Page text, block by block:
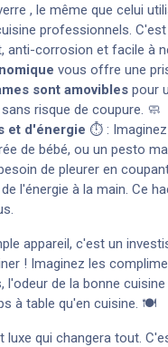
, le même que celui
professionnels.
anti-corrosion et facile à
vous offre une
sont amovibles pour
risque de coupure. 🧼
et d'énergie ⏱️ :
de bébé, ou un pesto
de pleurer en
l'énergie à la main. Ce
appareil, c'est un
! Imaginez les
l'odeur de la bonne
à table qu'en cuisine. 🍽️
qui changera tout.